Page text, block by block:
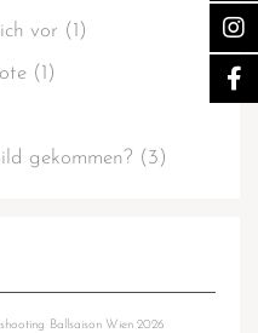
vor (1)
(1)
gekommen? (3)
Ballsaison Wien 2026